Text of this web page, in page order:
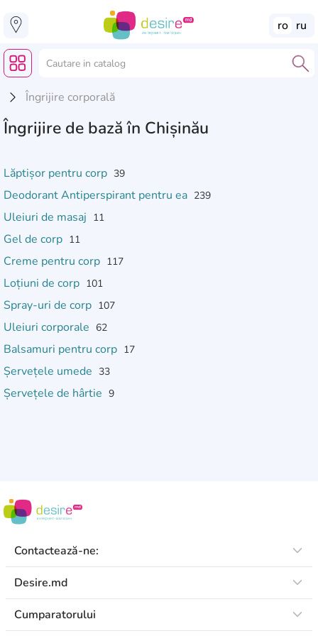
ro ru
Îngrijire corporală
Îngrijire de bază în Chișinău
Lăptișor pentru corp 39
Deodorant Antiperspirant pentru ea 239
Uleiuri de masaj 11
Gel de corp 11
Creme pentru corp 117
Loțiuni de corp 101
Spray-uri de corp 107
Uleiuri corporale 62
Balsamuri pentru corp 17
Șervețele umede 33
Șervețele de hârtie 9
Contactează-ne:
Desire.md
Cumparatorului